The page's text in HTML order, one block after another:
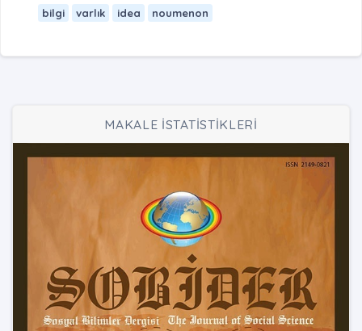
bilgi varlık idea noumenon
MAKALE İSTATİSTİKLERİ